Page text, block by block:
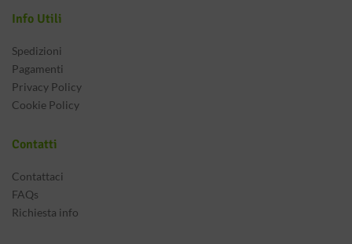
Info Utili
Spedizioni
Pagamenti
Privacy Policy
Cookie Policy
Contatti
Contattaci
FAQs
Richiesta info